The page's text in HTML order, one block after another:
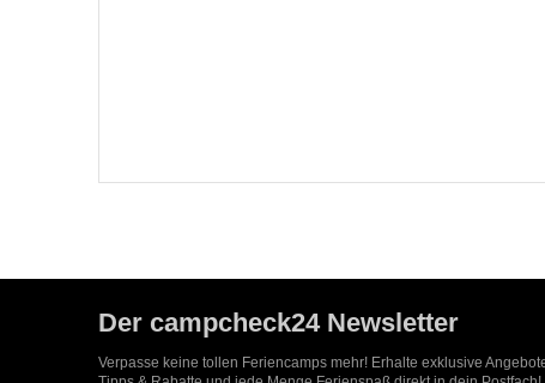
Der campcheck24 Newsletter
Verpasse keine tollen Feriencamps mehr! Erhalte exklusive